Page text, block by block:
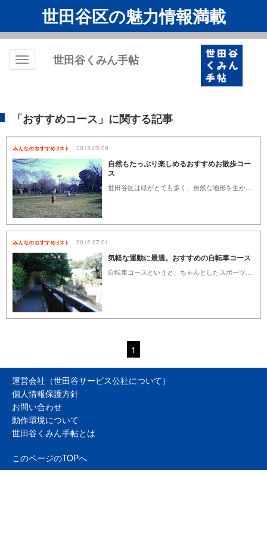
世田谷区の魅力情報満載
Toggle
世田谷くみん手帖
「おすすめコース」に関する記事
2013.05.09
自然もたっぷり楽しめるおすすめお散歩コー
ス
2012.07.01
気軽な運動に最適。おすすめの自転車コース
1
運営会社（世田谷サービス公社について）
個人情報保護方針
お問い合わせ
動作環境について
世田谷くみん手帖とは
このページのTOPへ